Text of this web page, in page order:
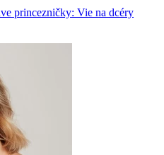
princezničky: Vie na dcéry